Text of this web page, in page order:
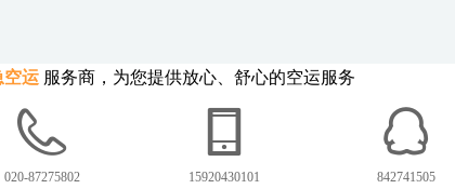
020-87275802 15920430101 842741505
空运 服务商，为您提供放心、舒心的空运服务